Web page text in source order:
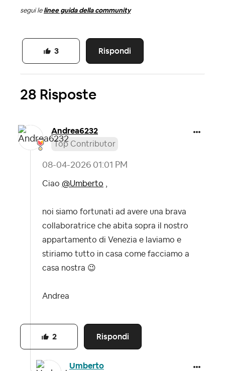
segui le linee guida della community
Rispondi
3
28 Risposte
Andrea6232
Top Contributor
‎08-04-2026 01:01 PM
Ciao @Umberto
noi siamo fortunati ad avere una brava
collaboratrice che abita sopra il nostro
appartamento di Venezia e laviamo e
stiriamo tutto in casa come facciamo a
casa nostra 😉
Andrea
Rispondi
2
Umberto